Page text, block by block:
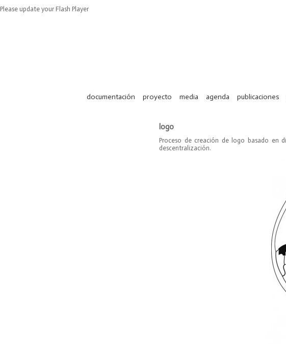
Please update your Flash Player
documentación proyecto media agenda publicaciones
logo
Proceso de creación de logo basado en
descentralización.